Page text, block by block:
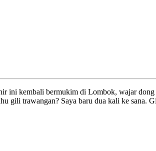
ini kembali bermukim di Lombok, wajar dong
gili trawangan? Saya baru dua kali ke sana.